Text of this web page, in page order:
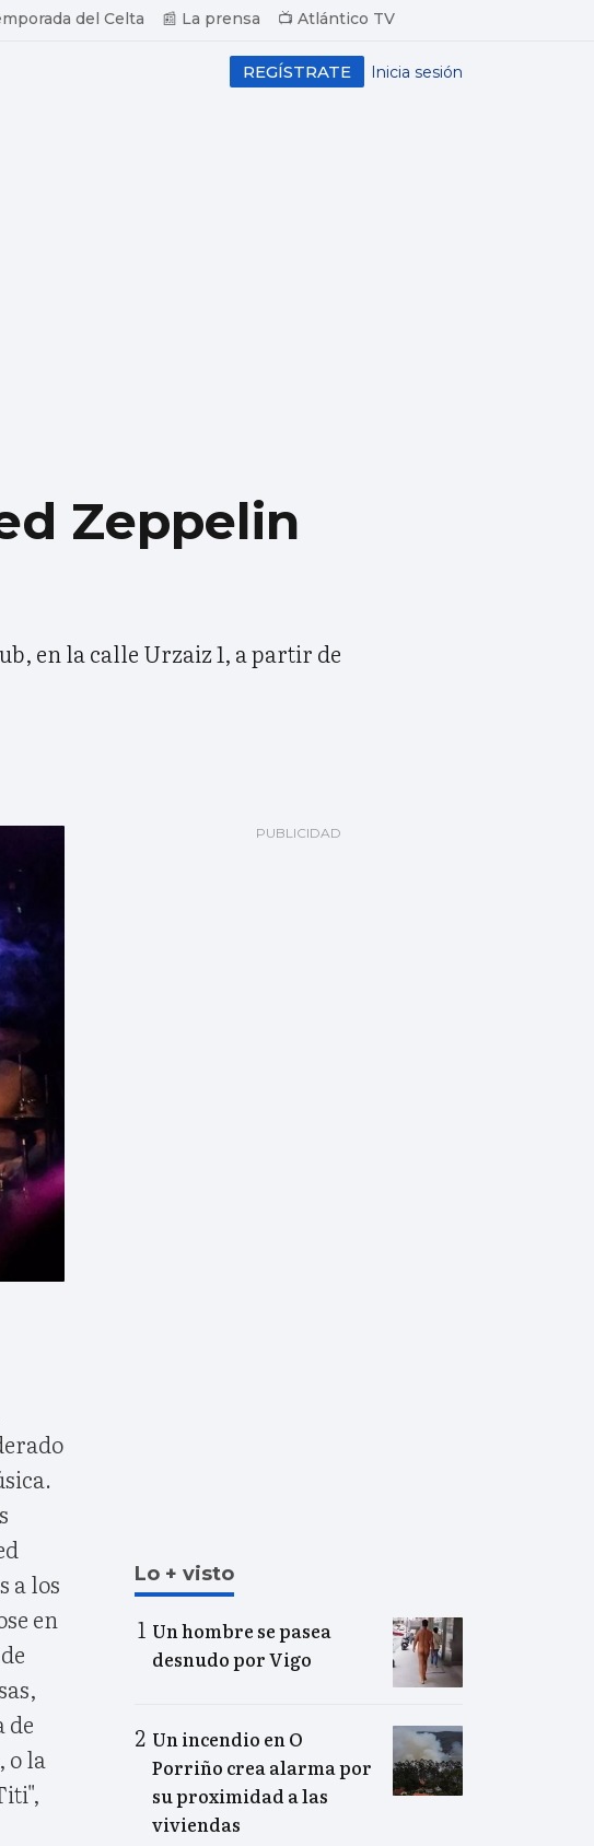
del Celta 📰 La prensa 📺 Atlántico TV
Inicia sesión
REGÍSTRATE
Zeppelin
en la calle Urzaiz 1, a partir de
a los
en
de
o la
Lo + visto
Un hombre se pasea
desnudo por Vigo
Un incendio en O
Porriño crea alarma por
su proximidad a las
viviendas